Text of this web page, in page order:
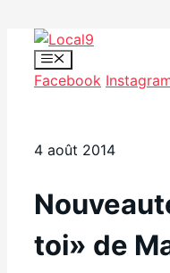
Aller
contenu
Menu
Facebook
4 août 2014
toi» de